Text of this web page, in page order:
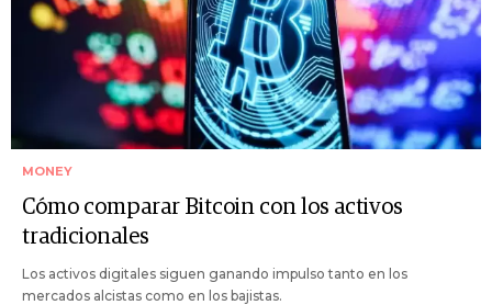
MONEY
Cómo comparar Bitcoin con los activos
tradicionales
Los activos digitales siguen ganando impulso tanto en los
mercados alcistas como en los bajistas.